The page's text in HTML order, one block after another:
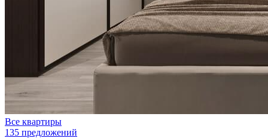
Все квартиры
135 предложений